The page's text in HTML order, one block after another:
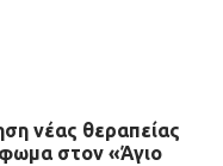
νέας θεραπείας
στον «Άγιο